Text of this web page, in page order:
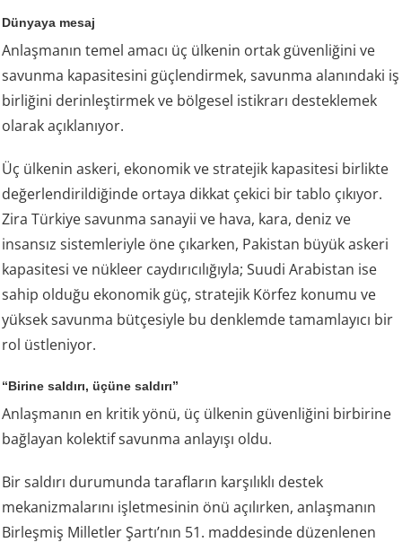
Dünyaya mesaj
Anlaşmanın temel amacı üç ülkenin ortak güvenliğini ve
savunma kapasitesini güçlendirmek, savunma alanındaki iş
birliğini derinleştirmek ve bölgesel istikrarı desteklemek
olarak açıklanıyor.
Üç ülkenin askeri, ekonomik ve stratejik kapasitesi birlikte
değerlendirildiğinde ortaya dikkat çekici bir tablo çıkıyor.
Zira Türkiye savunma sanayii ve hava, kara, deniz ve
insansız sistemleriyle öne çıkarken, Pakistan büyük askeri
kapasitesi ve nükleer caydırıcılığıyla; Suudi Arabistan ise
sahip olduğu ekonomik güç, stratejik Körfez konumu ve
yüksek savunma bütçesiyle bu denklemde tamamlayıcı bir
rol üstleniyor.
“Birine saldırı, üçüne saldırı”
Anlaşmanın en kritik yönü, üç ülkenin güvenliğini birbirine
bağlayan kolektif savunma anlayışı oldu.
Bir saldırı durumunda tarafların karşılıklı destek
mekanizmalarını işletmesinin önü açılırken, anlaşmanın
Birleşmiş Milletler Şartı’nın 51. maddesinde düzenlenen